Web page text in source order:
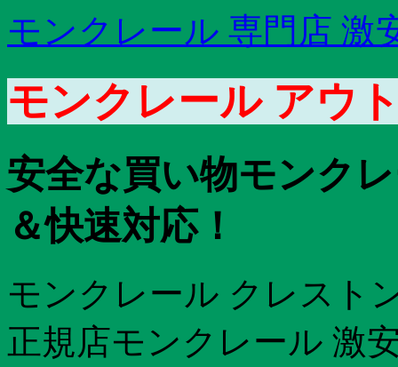
モンクレール 専門店 激
モンクレール アウ
安全な買い物モンク
＆快速対応！
モンクレール クレスト
正規店モンクレール 激